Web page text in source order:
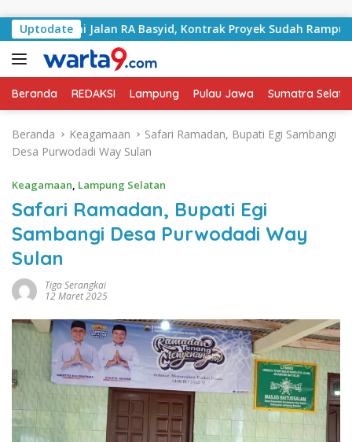
Uptodate
Jalan RA Basyid, Kontrak Proyek Sudah Rampung
Beranda REDAKSI Lampung Pulau Jawa Sumatra
Beranda Keagamaan
Safari Ramadan, Bupati Egi Sambangi
Desa Purwodadi Way Sulan
Keagamaan, Lampung Selatan
Safari Ramadan, Bupati Egi
Sambangi Desa Purwodadi Way
Sulan
Tiga Serangkai
12 Maret 2025